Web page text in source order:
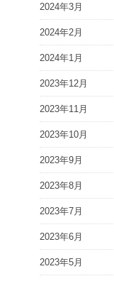
2024年3月
2024年2月
2024年1月
2023年12月
2023年11月
2023年10月
2023年9月
2023年8月
2023年7月
2023年6月
2023年5月